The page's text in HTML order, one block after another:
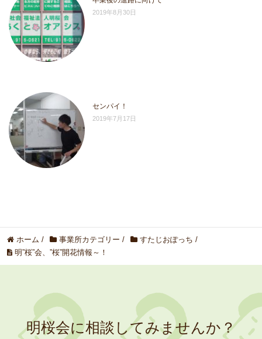
2019年8月30日
センパイ！
2019年7月17日
ホーム / 事業所カテゴリー / すたじおぽっち /
明”桜”会、”桜”開花情報～！
明桜会に相談してみませんか？